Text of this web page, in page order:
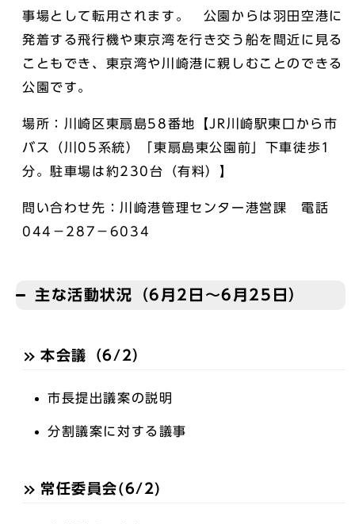
事場として転用されます。 公園からは羽田空港に
発着する飛行機や東京湾を行き交う船を間近に見る
こともでき、東京湾や川崎港に親しむことのできる
公園です。
場所：川崎区東扇島58番地【JR川崎駅東口から市
バス（川05系統）「東扇島東公園前」下車徒歩1
分。駐車場は約230台（有料）】
問い合わせ先：川崎港管理センター港営課 電話
044－287－6034
主な活動状況（6月2日～6月25日）
本会議（6/2）
市長提出議案の説明
分割議案に対する議事
常任委員会(6/2)